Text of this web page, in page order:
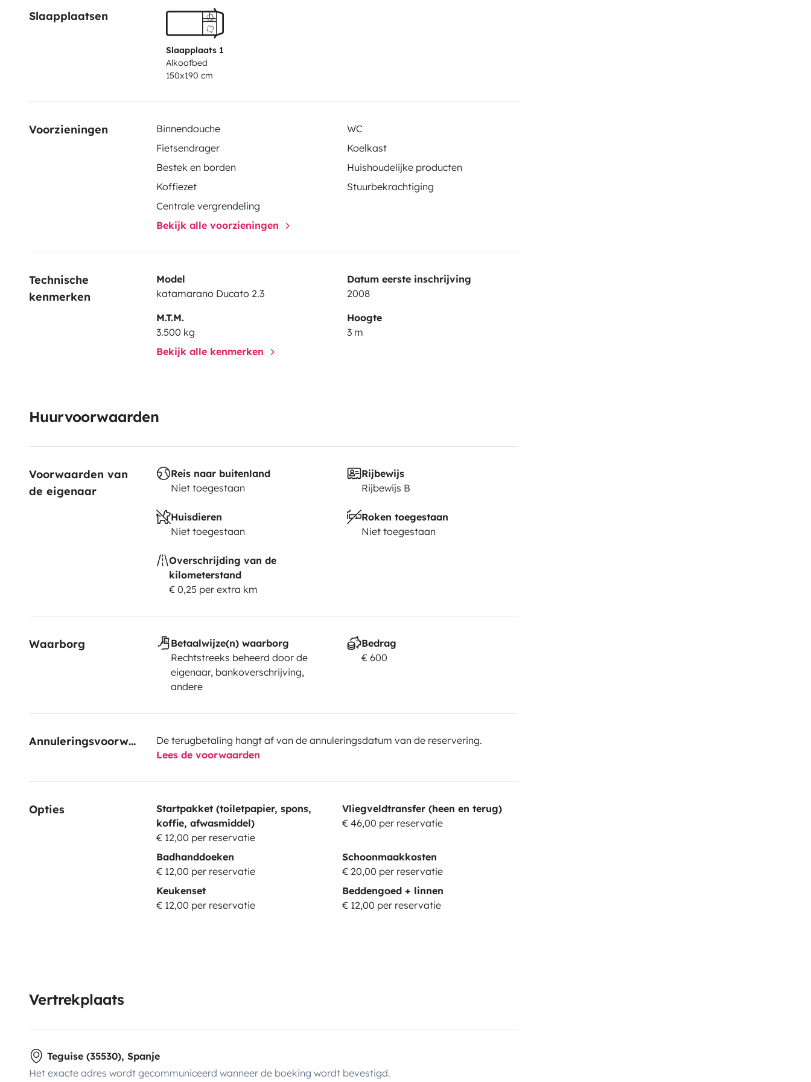
Slaapplaatsen
Slaapplaats 1
Alkoofbed
150x190 cm
Voorzieningen Binnendouche
WC
Fietsendrager
Koelkast
Bestek en borden
Huishoudelijke producten
Koffiezet
Stuurbekrachtiging
Centrale vergrendeling
Bekijk alle voorzieningen
Technische
kenmerken
Model
katamarano Ducato 2.3
Datum eerste inschrijving
2008
M.T.M.
3.500 kg
Hoogte
3 m
Bekijk alle kenmerken
Huurvoorwaarden
Voorwaarden van
de eigenaar
Reis naar buitenland
Niet toegestaan
Rijbewijs
Rijbewijs B
Huisdieren
Niet toegestaan
Roken toegestaan
Niet toegestaan
Overschrijding van de
kilometerstand
€ 0,25 per extra km
Waarborg
Betaalwijze(n) waarborg
Rechtstreeks beheerd door de
eigenaar, bankoverschrijving,
andere
Bedrag
€ 600
Annuleringsvoorwaarden
De terugbetaling hangt af van de annuleringsdatum van de reservering.
Lees de voorwaarden
Opties
Startpakket (toiletpapier, spons,
koffie, afwasmiddel)
€ 12,00 per reservatie
Vliegveldtransfer (heen en terug)
€ 46,00 per reservatie
Badhanddoeken
€ 12,00 per reservatie
Schoonmaakkosten
€ 20,00 per reservatie
Keukenset
€ 12,00 per reservatie
Beddengoed + linnen
€ 12,00 per reservatie
Vertrekplaats
Teguise (35530), Spanje
Het exacte adres wordt gecommuniceerd wanneer de boeking wordt bevestigd.